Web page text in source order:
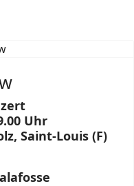
Uhr
Saint-Louis (F)